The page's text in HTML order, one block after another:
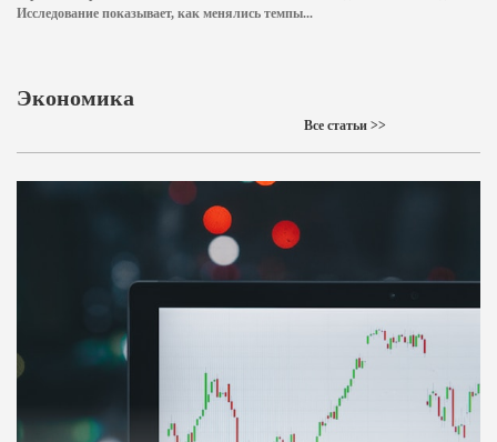
Исследование показывает, как менялись темпы...
Экономика
Все статьи >>